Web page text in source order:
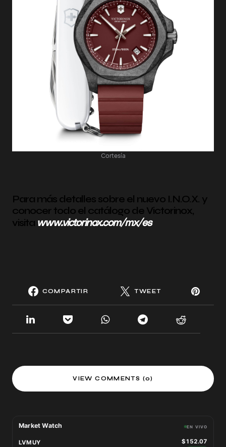
Cortesía
Para más detalles sobre el nuevo I.N.O.X. y
conocer todo el catálogo de Victorinox,
visita www.victorinox.com/mx/es
COMPARTIR TWEET
VIEW COMMENTS (0)
Market Watch EN VIVO
LVMUY $152.07